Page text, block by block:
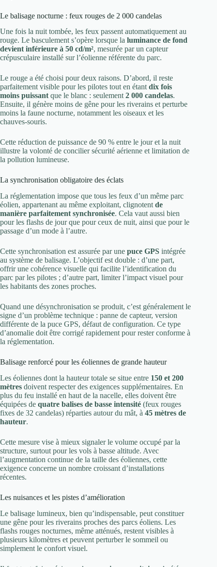
Le balisage nocturne : feux rouges de 2 000 candelas
Une fois la nuit tombée, les feux passent automatiquement au
rouge. Le basculement s’opère lorsque la luminance de fond
devient inférieure à 50 cd/m², mesurée par un capteur
crépusculaire installé sur l’éolienne référente du parc.
Le rouge a été choisi pour deux raisons. D’abord, il reste
parfaitement visible pour les pilotes tout en étantdix fois
moins puissantque le blanc : seulement2 000 candelas.
Ensuite, il génère moins de gêne pour les riverains et perturbe
moins la faune nocturne, notamment les oiseaux et les
chauves-souris.
Cette réduction de puissance de 90 % entre le jour et la nuit
illustre la volonté de concilier sécurité aérienne et limitation de
la pollution lumineuse.
La synchronisation obligatoire des éclats
La réglementation impose que tous les feux d’un même parc
éolien, appartenant au même exploitant, clignotent de
manière parfaitement synchronisée. Cela vaut aussi bien
pour les flashs de jour que pour ceux de nuit, ainsi que pour le
passage d’un mode à l’autre.
Cette synchronisation est assurée par une puce GPS intégrée
au système de balisage. L’objectif est double : d’une part,
offrir une cohérence visuelle qui facilite l’identification du
parc par les pilotes ; d’autre part, limiter l’impact visuel pour
les habitants des zones proches.
Quand une désynchronisation se produit, c’est généralement le
signe d’un problème technique : panne de capteur, version
différente de la puce GPS, défaut de configuration. Ce type
d’anomalie doit être corrigé rapidement pour rester conforme à
la réglementation.
Balisage renforcé pour les éoliennes de grande hauteur
Les éoliennes dont la hauteur totale se situe entre 150 et 200
mètres doivent respecter des exigences supplémentaires. En
plus du feu installé en haut de la nacelle, elles doivent être
équipées de quatre balises de basse intensité (feux rouges
fixes de 32 candelas) réparties autour du mât, à 45 mètres de
hauteur.
Cette mesure vise à mieux signaler le volume occupé par la
structure, surtout pour les vols à basse altitude. Avec
l’augmentation continue de la taille des éoliennes, cette
exigence concerne un nombre croissant d’installations
récentes.
Les nuisances et les pistes d’amélioration
Le balisage lumineux, bien qu’indispensable, peut constituer
une gêne pour les riverains proches des parcs éoliens. Les
flashs rouges nocturnes, même atténués, restent visibles à
plusieurs kilomètres et peuvent perturber le sommeil ou
simplement le confort visuel.